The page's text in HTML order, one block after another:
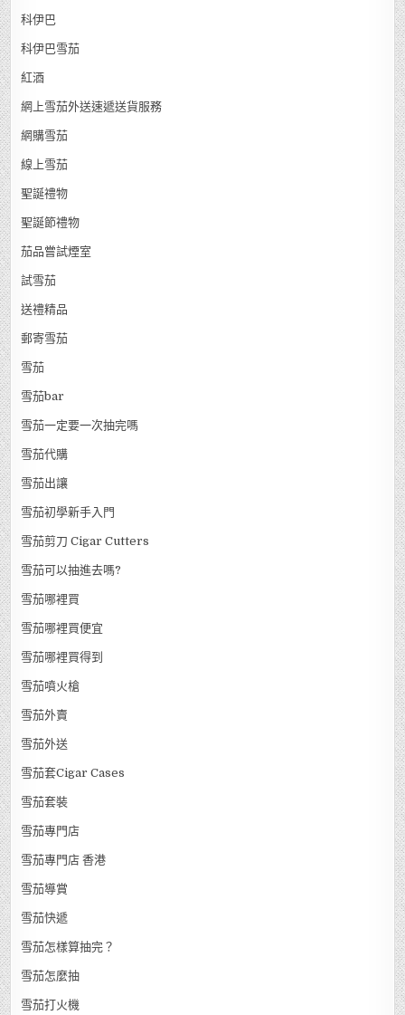
科伊巴
科伊巴雪茄
紅酒
網上雪茄外送速遞送貨服務
網購雪茄
線上雪茄
聖誕禮物
聖誕節禮物
茄品嘗試煙室
試雪茄
送禮精品
郵寄雪茄
雪茄
雪茄bar
雪茄一定要一次抽完嗎
雪茄代購
雪茄出讓
雪茄初學新手入門
雪茄剪刀 Cigar Cutters
雪茄可以抽進去嗎?
雪茄哪裡買
雪茄哪裡買便宜
雪茄哪裡買得到
雪茄噴火槍
雪茄外賣
雪茄外送
雪茄套Cigar Cases
雪茄套裝
雪茄專門店
雪茄專門店 香港
雪茄導賞
雪茄快遞
雪茄怎樣算抽完？
雪茄怎麼抽
雪茄打火機